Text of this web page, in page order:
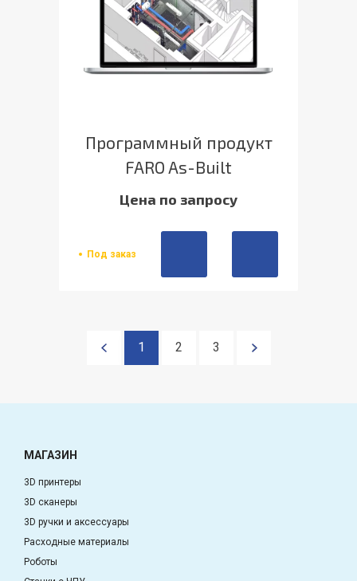
Программный продукт
FARO As-Built
Цена по запросу
Под заказ
1 2 3
МАГАЗИН
3D принтеры
3D сканеры
3D ручки и аксессуары
Расходные материалы
Роботы